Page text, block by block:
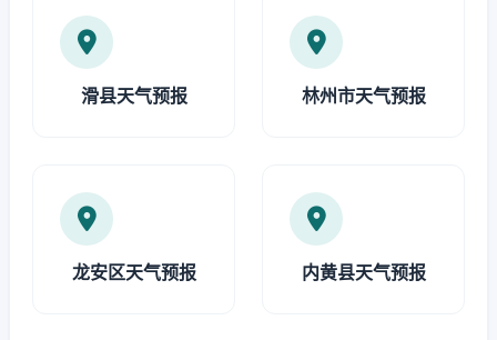
滑县天气预报 林州市天气预报
龙安区天气预报 内黄县天气预报